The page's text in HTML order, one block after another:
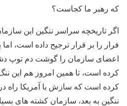
که رهبر ما کجاست؟
اگر تاریخچه سراسر ننگین این
فرار را بر قرار ترجیح داده است،
اعضای سازمان را گوشت دم توپ
کرده است، تا همین امروز هم این
کرده است که سازش با آمریکا راه
ننگین به بعد، سازمان کشته های